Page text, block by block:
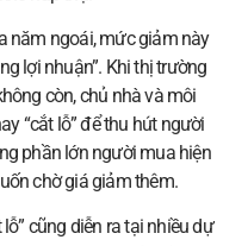
năm ngoái, mức giảm này
lợi nhuận”. Khi thị trường
còn, chủ nhà và môi
“cắt lỗ” để thu hút người
phần lớn người mua hiện
chờ giá giảm thêm.
cũng diễn ra tại nhiều dự